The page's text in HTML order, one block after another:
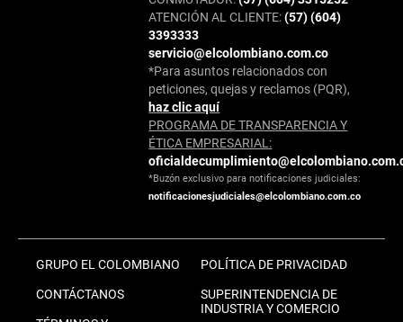
ATENCIÓN AL CLIENTE:(57) (604)
3393333
servicio@elcolombiano.com.co
*Para asuntos relacionados con
peticiones, quejas y reclamos (PQR),
haz clic aquí
PROGRAMA DE TRANSPARENCIA Y
ÉTICA EMPRESARIAL:
*Buzón exclusivo para notificaciones judiciales:
notificacionesjudiciales@elcolombiano.com.co
GRUPO EL COLOMBIANO
CONTÁCTANOS
POLÍTICA DE PRIVACIDAD
SUPERINTENDENCIA DE
INDUSTRIA Y COMERCIO